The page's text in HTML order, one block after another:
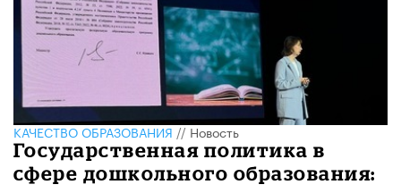
КАЧЕСТВО ОБРАЗОВАНИЯ//Новость
Государственная политика в
сфере дошкольного образования: